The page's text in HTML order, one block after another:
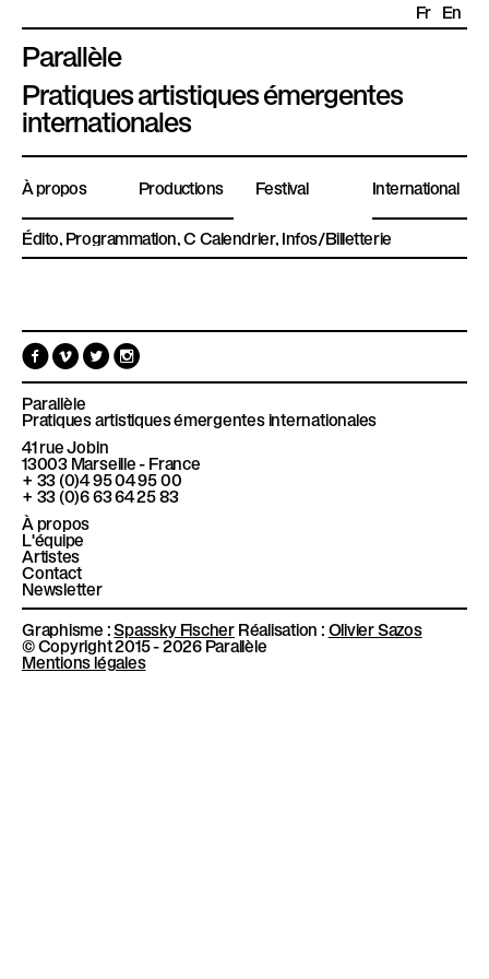
Parallèle
P
l
a
t
e
f
o
e
P
a
r
a
l
l
è
l
e
Pratiques artistiques émergentes
internationales
Fr En
À propos Productions Festival International
Édito Programmation Calendrier Infos/Billetterie
F
a
c
e
b
o
o
k
V
i
m
e
o
T
w
i
t
e
s
a
g
a
m
Parallèle
Pratiques artistiques émergentes internationales
41 rue Jobin
13003 Marseille - France
+ 33 (0)4 95 04 95 00
+ 33 (0)6 63 64 25 83
À propos
L'équipe
Artistes
Contact
Newsletter
Graphisme :Spassky FischerRéalisation : Olivier Sazos
© Copyright 2015 - 2026 Parallèle
Mentions légales